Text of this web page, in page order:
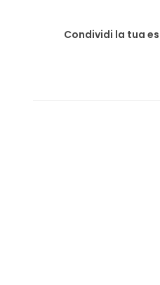
Condividi la tua